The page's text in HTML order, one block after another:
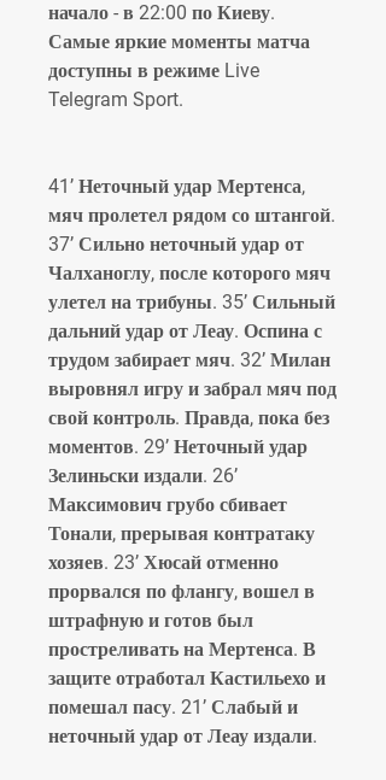
начало - в 22:00 по Киеву.
Самые яркие моменты матча
доступны в режиме Live
Telegram Sport.
41’ Неточный удар Мертенса,
мяч пролетел рядом со штангой.
37’ Сильно неточный удар от
Чалханоглу, после которого мяч
улетел на трибуны. 35’ Сильный
дальний удар от Леау. Оспина с
трудом забирает мяч. 32’ Милан
выровнял игру и забрал мяч под
свой контроль. Правда, пока без
моментов. 29’ Неточный удар
Зелиньски издали. 26’
Максимович грубо сбивает
Тонали, прерывая контратаку
хозяев. 23’ Хюсай отменно
прорвался по флангу, вошел в
штрафную и готов был
простреливать на Мертенса. В
защите отработал Кастильехо и
помешал пасу. 21’ Слабый и
неточный удар от Леау издали.